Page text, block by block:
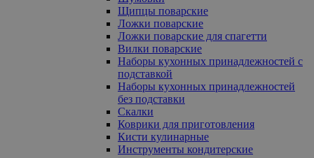
Щипцы поварские
Ложки поварские
Ложки поварские для спагетти
Вилки поварские
Наборы кухонных принадлежностей с
подставкой
Наборы кухонных принадлежностей
без подставки
Скалки
Коврики для приготовления
Кисти кулинарные
Инструменты кондитерские